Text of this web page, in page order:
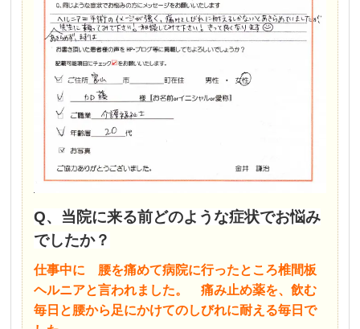
Q、当院に来る前どのような症状でお悩み
でしたか？
仕事中に 腰を痛めて病院に行ったところ椎間板
ヘルニアと言われました。 痛み止め薬を、飲む
毎日と腰から足にかけてのしびれに耐える毎日で